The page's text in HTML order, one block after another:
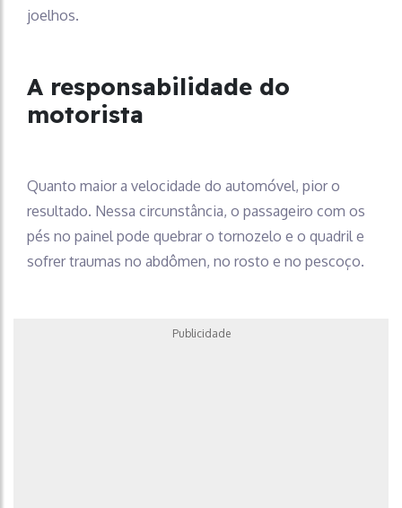
joelhos.
A responsabilidade do
motorista
Quanto maior a velocidade do automóvel, pior o
resultado. Nessa circunstância, o passageiro com os
pés no painel pode quebrar o tornozelo e o quadril e
sofrer traumas no abdômen, no rosto e no pescoço.
Publicidade